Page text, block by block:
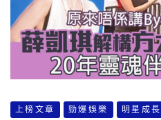
上榜文章 勁爆娛樂 明星成